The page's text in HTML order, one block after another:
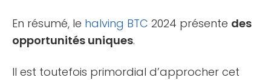
En résumé, le halving BTC 2024 présente des
opportunités uniques.
Il est toutefois primordial d’approcher cet